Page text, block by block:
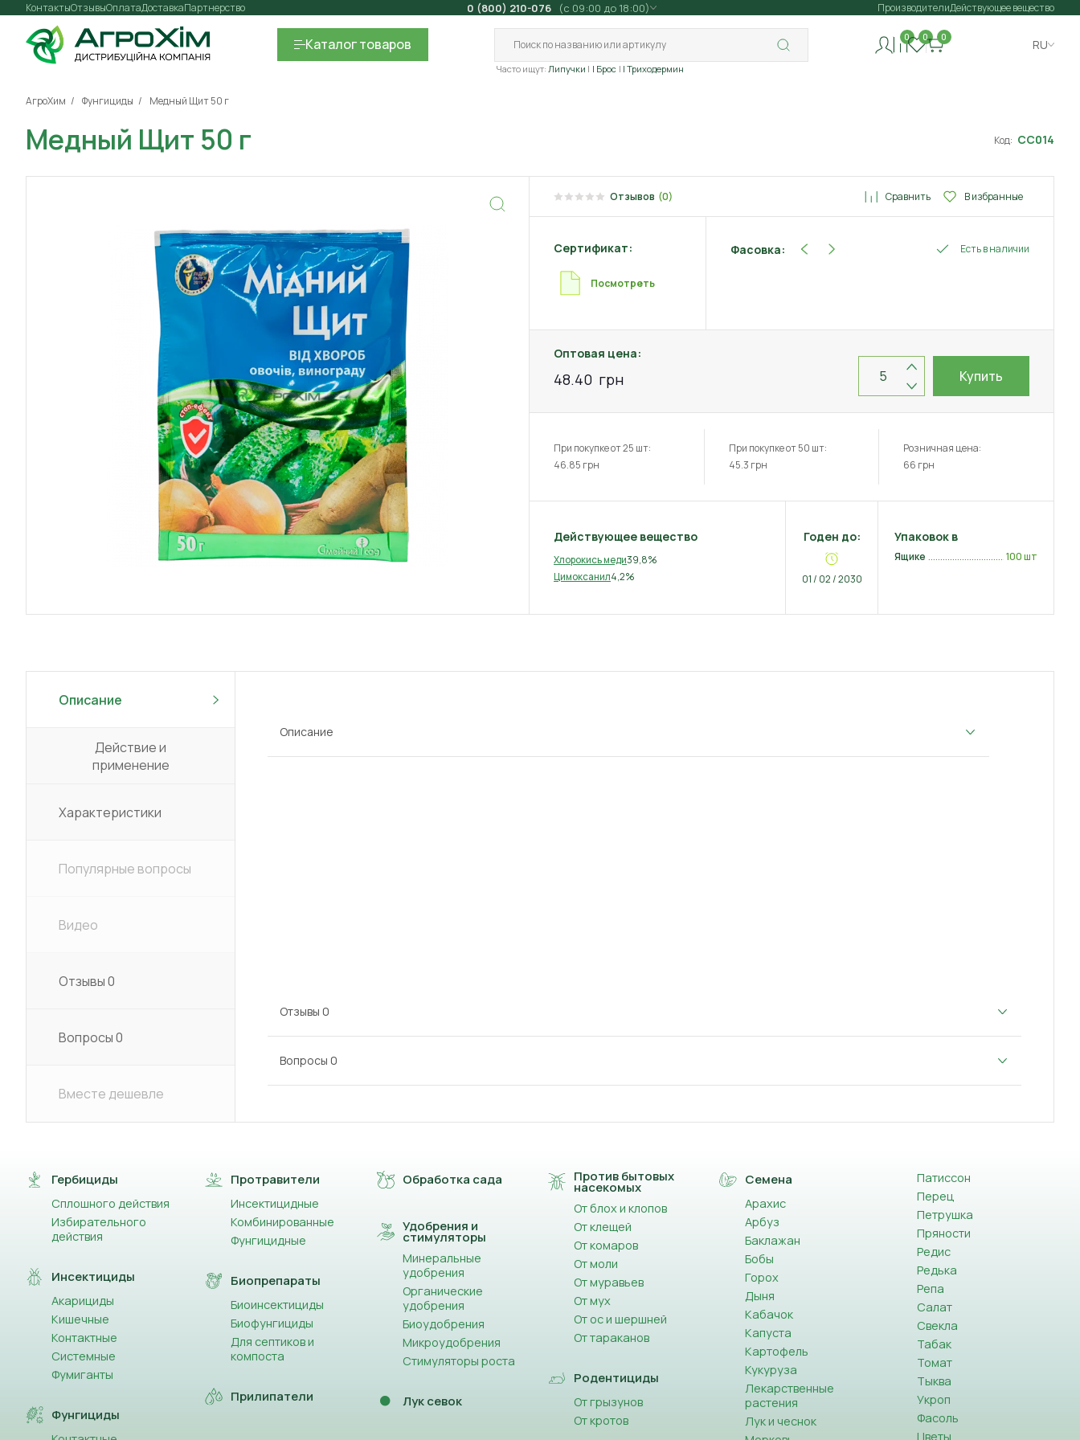
Контакты Оплата
Отзывы ДоставкаПартнерство 0 (800) 210-076 (с 09:00 до 18:00) ПроизводителиДействующее вещество
Каталогтоваров
Часто ищут: Липучки | Брос | Триходермин
0 0 0
RU
АгроХим Фунгициды Медный Щит 50 г
Медный Щит 50 г Код: СС014
Отзывов (0) Сравнить В избранные
Сертификат:
Посмотреть
Фасовка: Есть в наличии
Оптовая цена:
48.40 грн Купить
При покупке от 25 шт:
46.85 грн
При покупке от 50 шт:
45.3 грн
Розничная цена:
66 грн
Действующее вещество
Хлорокись меди39,8%
Цимоксанил4,2%
Годен до:
01 / 02 / 2030
Упаковок в
Ящике 100 шт
Описание
Действие и
применение
Характеристики
Популярные вопросы
Видео
Отзывы0
Вопросы0
Вместе дешевле
Описание
Отзывы 0
Вопросы 0
Гербициды
Сплошного действия
Избирательного
действия
Инсектициды
Акарициды
Кишечные
Контактные
Системные
Фумиганты
Фунгициды
Протравители
Инсектицидные
Комбинированные
Фунгицидные
Биопрепараты
Биоинсектициды
Биофунгициды
Для септиков и
компоста
Прилипатели
Обработка сада
Удобрения и
стимуляторы
Минеральные
удобрения
Органические
удобрения
Биоудобрения
Микроудобрения
Стимуляторы роста
Лук севок
Против бытовых
насекомых
От блох и клопов
От клещей
От комаров
От моли
От муравьев
От мух
От ос и шершней
От тараканов
Родентициды
От грызунов
От кротов
Семена
Арахис
Арбуз
Баклажан
Бобы
Горох
Дыня
Кабачок
Капуста
Картофель
Кукуруза
Лекарственные
растения
Лук и чеснок
Патиссон
Перец
Петрушка
Пряности
Редис
Редька
Репа
Салат
Свекла
Табак
Томат
Тыква
Укроп
Фасоль
Цветы